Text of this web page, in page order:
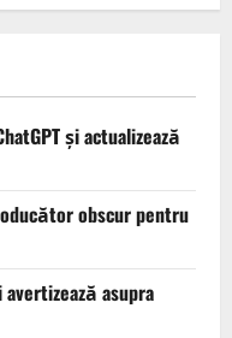
și actualizează
obscur pentru
asupra